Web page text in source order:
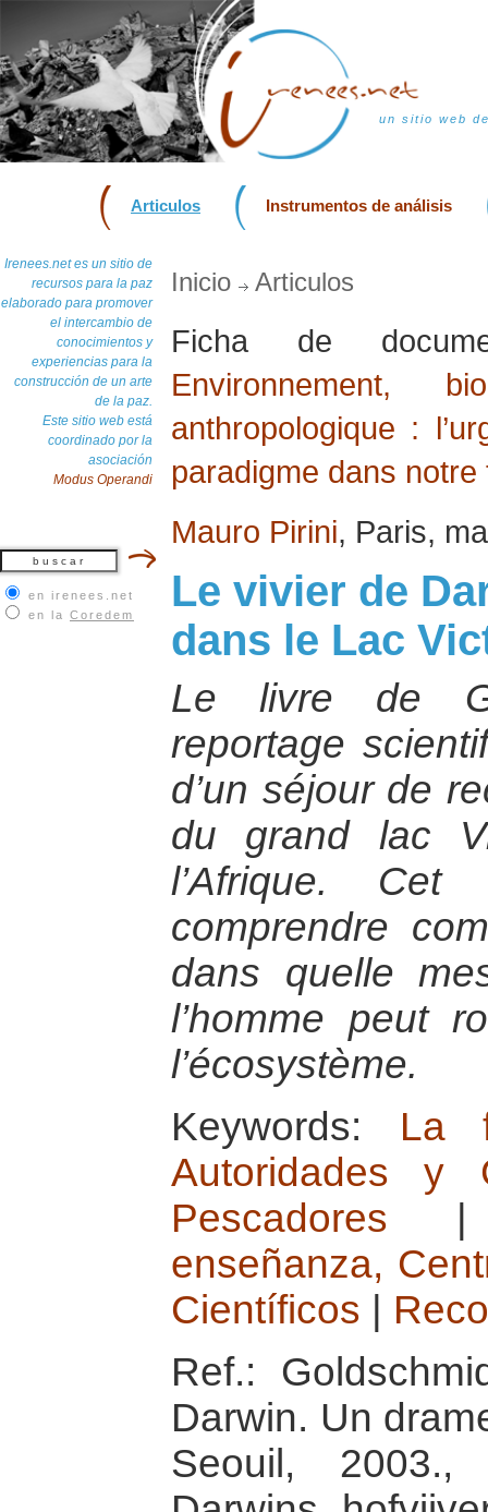
un sitio web
Articulos Instrumentos de análisis
Irenees.net es un sitio de
recursos para la paz
elaborado para promover
el intercambio de
conocimientos y
experiencias para la
construcción de un arte
de la paz.
Este sitio web está
coordinado por la
asociación
Modus Operandi
en irenees.net
en la Coredem
Inicio Articulos
Ficha de
Environnement,
anthropologique :
paradigme dans
Mauro Pirini, Paris,
Le vivier de
dans le Lac
Le livre de
reportage
d’un séjour de
du grand lac
l’Afrique.
comprendre
dans quelle
l’homme peut
l’écosystème.
Keywords: La
Autoridades y
Pescadores
enseñanza,
Científicos
Ref.:
Darwin. Un
Seouil, 2003.,